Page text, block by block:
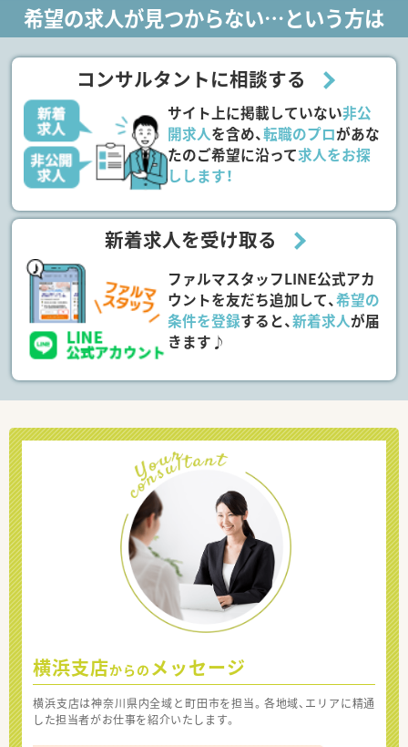
希望の求人が見つからない…という方は
コンサルタントに相談する
サイト上に掲載していない非公
開求人を含め、転職のプロがあな
たのご希望に沿って求人をお探
しします！
新着求人を受け取る
ファルマスタッフLINE公式アカ
ウントを友だち追加して、希望の
条件を登録すると、新着求人が届
きます♪
横浜支店からの メッセージ
横浜支店は神奈川県内全域と町田市を担当。各地域、エリアに精通
した担当者がお仕事を紹介いたします。